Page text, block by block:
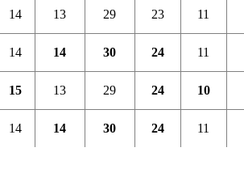
14 13 29 23 11
14 14 30 24 11
15 13 29 24 10
14 14 30 24 11